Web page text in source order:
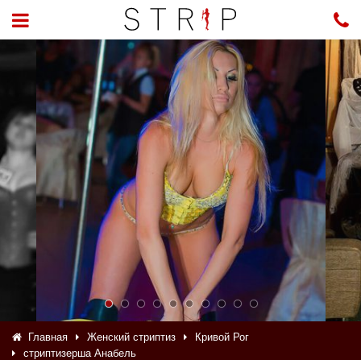
Главная Женский стриптиз
Кривой Рог
стриптизерша Анабель